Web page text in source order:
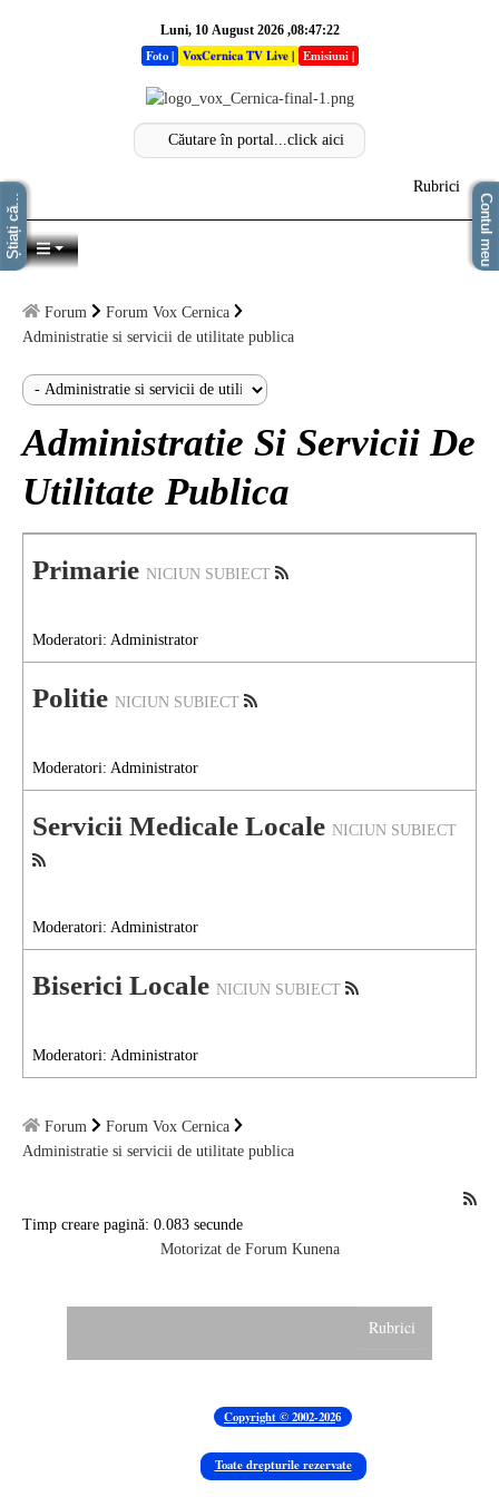
Luni, 10 August 2026 ,08:47:22
Foto| VoxCernica TV Live | Emisiuni |
Rubrici
Stiri
Sectiuni
Analize
Opinii
TV-Foto-Video
Anunturi
Forum
Forum
Forum Vox Cernica
Administratie si servicii de utilitate publica
Administratie Si Servicii De
Utilitate Publica
Primarie NICIUN SUBIECT
Moderatori: Administrator
Politie NICIUN SUBIECT
Moderatori: Administrator
Servicii Medicale Locale NICIUN SUBIECT
Moderatori: Administrator
Biserici Locale NICIUN SUBIECT
Moderatori: Administrator
Forum
Forum Vox Cernica
Administratie si servicii de utilitate publica
Timp creare pagină: 0.083 secunde
Motorizat de Forum Kunena
Rubrici
Manastirea Cernica
Copyright © 2002-2026
Toate drepturile rezervate
Știați că... Contul meu